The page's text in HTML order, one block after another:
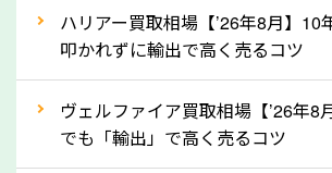
なら廃車の車も適正価格で買取できま
拒否となった車も価格がつく可能性が
ずに徳島県の「ソコカラ」にご相談
でも高価買取が可能なケースは珍しく
はWebで簡単にできる無料査定をお
ハリアー買取相場【’26年8月】10
叩かれずに輸出で高く売るコツ
ヴェルファイア買取相場【’26年8
でも「輸出」で高く売るコツ